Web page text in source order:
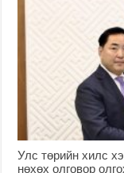
Улс төрийн хилс
нөхөх олговор